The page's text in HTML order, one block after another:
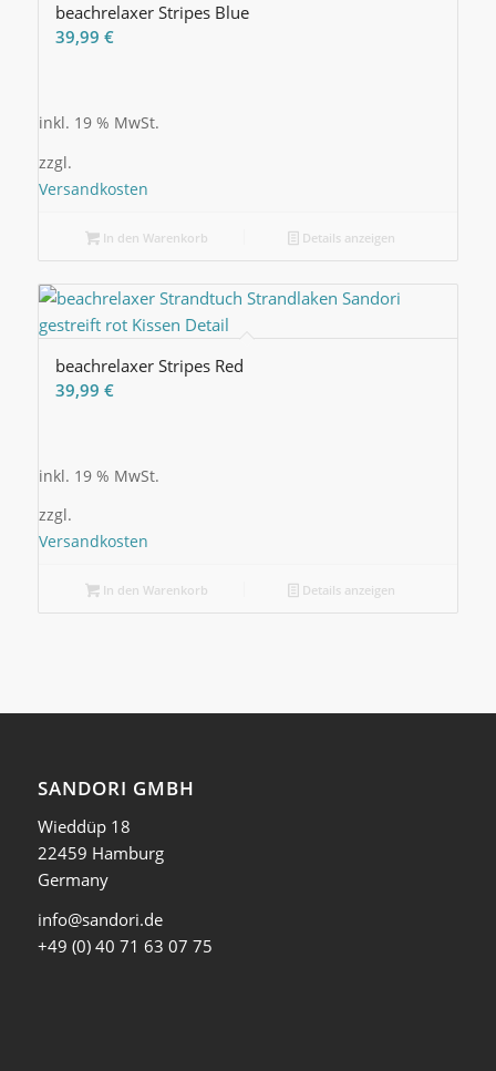
beachrelaxer Stripes Blue
39,99 €
inkl. 19 % MwSt.
zzgl.
Versandkosten
In den Warenkorb Details anzeigen
beachrelaxer Stripes Red
39,99 €
inkl. 19 % MwSt.
zzgl.
Versandkosten
In den Warenkorb Details anzeigen
SANDORI GMBH
Wieddüp 18
22459 Hamburg
Germany
info@sandori.de
+49 (0) 40 71 63 07 75